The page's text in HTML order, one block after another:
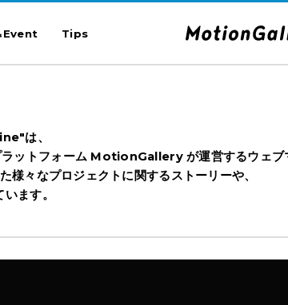
Tips
は、
ットフォーム MotionGallery が運営するウェブ
々なプロジェクトに関するストーリーや、
ます。